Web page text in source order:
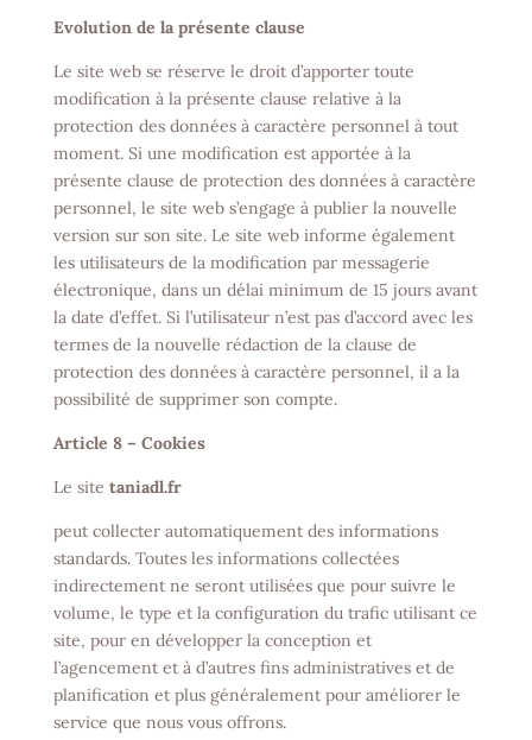
Evolution de la présente clause
Le site web se réserve le droit d’apporter toute
modification à la présente clause relative à la
protection des données à caractère personnel à tout
moment. Si une modification est apportée à la
présente clause de protection des données à caractère
personnel, le site web s’engage à publier la nouvelle
version sur son site. Le site web informe également
les utilisateurs de la modification par messagerie
électronique, dans un délai minimum de 15 jours avant
la date d’effet. Si l’utilisateur n’est pas d’accord avec les
termes de la nouvelle rédaction de la clause de
protection des données à caractère personnel, il a la
possibilité de supprimer son compte.
Article 8 – Cookies
Le site taniadl.fr
peut collecter automatiquement des informations
standards. Toutes les informations collectées
indirectement ne seront utilisées que pour suivre le
volume, le type et la configuration du trafic utilisant ce
site, pour en développer la conception et
l’agencement et à d’autres fins administratives et de
planification et plus généralement pour améliorer le
service que nous vous offrons.